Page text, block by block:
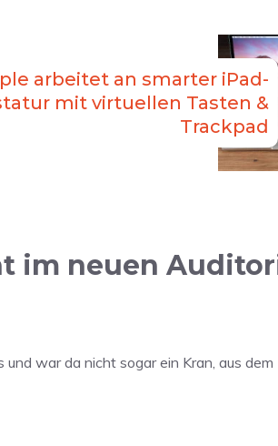
arbeitet an smarter iPad-
mit virtuellen Tasten &
Trackpad
im neuen
war da nicht sogar ein Kran, aus